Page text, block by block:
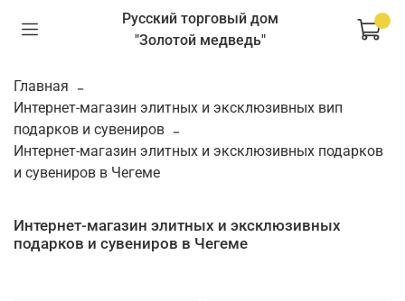
Русский торговый дом
"Золотой медведь"
Главная
Интернет-магазин элитных и эксклюзивных вип
подарков и сувениров
Интернет-магазин элитных и эксклюзивных подарков
и сувениров в Чегеме
Интернет-магазин элитных и эксклюзивных
подарков и сувениров в Чегеме